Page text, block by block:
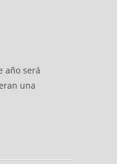
año será
una